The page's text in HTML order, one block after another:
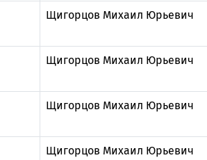
Щигорцов Михаил Юрьевич
Щигорцов Михаил Юрьевич
Щигорцов Михаил Юрьевич
Щигорцов Михаил Юрьевич